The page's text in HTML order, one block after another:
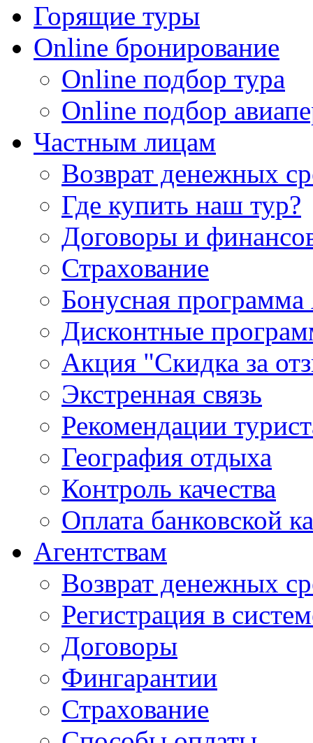
Горящие туры
Online бронирование
Online подбор тура
Online подбор
Частным лицам
Возврат денежных
Где купить наш тур?
Договоры и
Страхование
Бонусная
Дисконтные
Акция "Скидка за
Экстренная связь
Рекомендации
География отдыха
Контроль качества
Оплата банковской
Агентствам
Возврат денежных
Регистрация в
Договоры
Фингарантии
Страхование